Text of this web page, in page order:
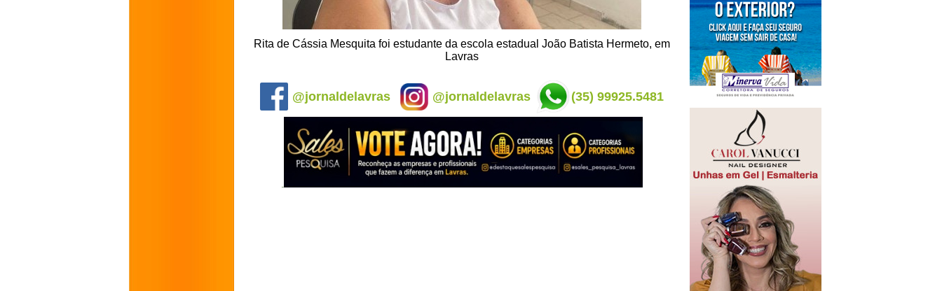
Rita de Cássia Mesquita foi estudante da escola estadual João Batista Hermeto, em
Lavras
@jornaldelavras @jornaldelavras (35) 99925.5481